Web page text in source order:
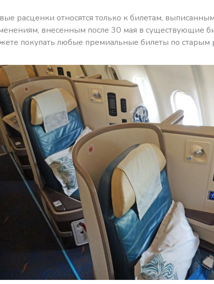
расценки относятся только к билетам,
внесенным после 30 мая в существующие
покупать любые премиальные билеты по старым